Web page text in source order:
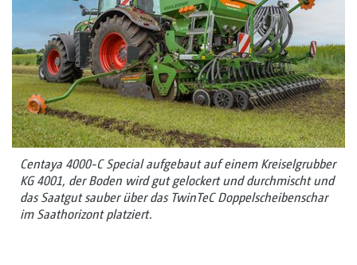
Centaya 4000-C Special aufgebaut auf einem Kreiselgrubber
KG 4001, der Boden wird gut gelockert und durchmischt und
das Saatgut sauber über das TwinTeC Doppelscheibenschar
im Saathorizont platziert.